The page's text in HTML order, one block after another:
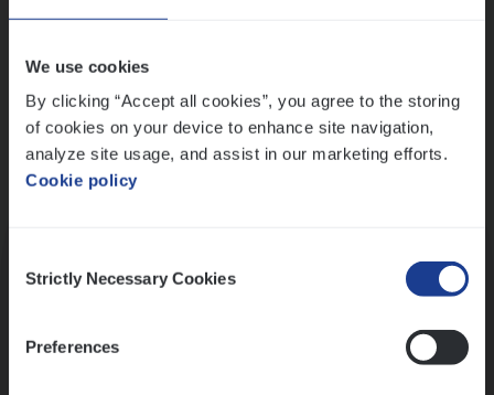
We use cookies
By clicking “Accept all cookies”, you agree to the storing
of cookies on your device to enhance site navigation,
analyze site usage, and assist in our marketing efforts.
Cookie policy
Selection
Strictly Necessary Cookies
Preferences